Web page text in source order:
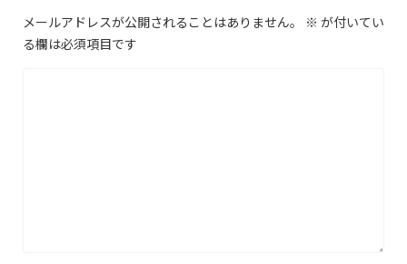
メールアドレスが公開されることはありません。 ※ が付いてい
る欄は必須項目です